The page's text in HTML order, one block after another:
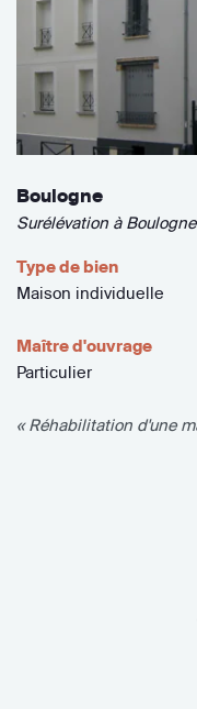
Boulogne
Surélévation à
Type de bien
Maison individuelle
Maître d'ouvrage
Particulier
« Réhabilitation d'une